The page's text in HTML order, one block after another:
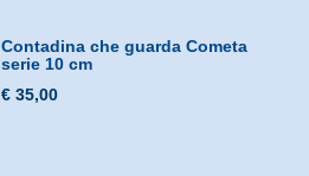
Contadina che guarda Cometa
serie 10 cm
€ 35,00